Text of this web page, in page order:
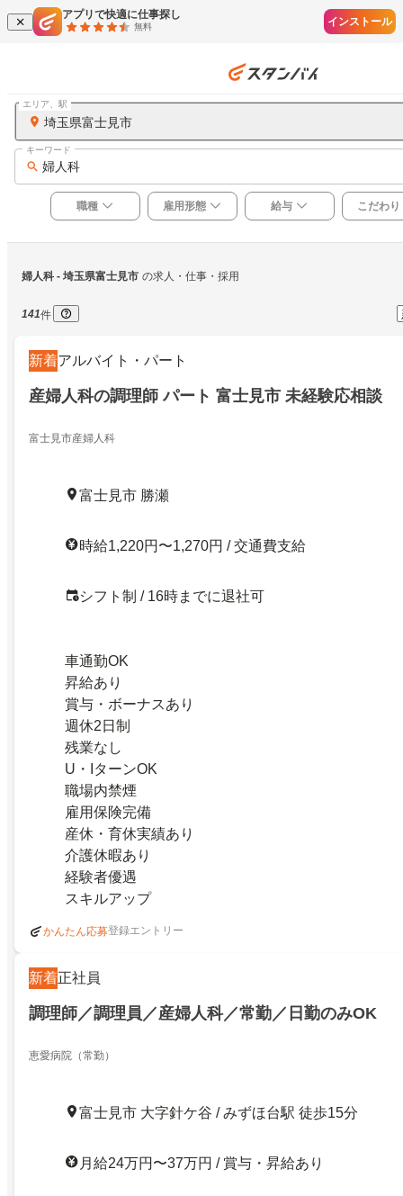
アプリで快適に仕事探し
無料 インストール
埼玉県富士見市
エリア、駅
婦人科
キーワード
職種 雇用形態 給与 こだわり
婦人科 - 埼玉県富士見市 の求人・仕事・採用
141件
新着アルバイト・パート
産婦人科の調理師 パート 富士見市 未経験応相談
富士見市産婦人科
富士見市 勝瀬
時給1,220円〜1,270円 / 交通費支給
シフト制 / 16時までに退社可
車通勤OK
昇給あり
賞与・ボーナスあり
週休2日制
残業なし
U・IターンOK
職場内禁煙
雇用保険完備
産休・育休実績あり
介護休暇あり
経験者優遇
スキルアップ
かんたん応募登録エントリー
新着正社員
調理師／調理員／産婦人科／常勤／日勤のみOK
恵愛病院（常勤）
富士見市 大字針ケ谷 / みずほ台駅 徒歩15分
月給24万円〜37万円 / 賞与・昇給あり